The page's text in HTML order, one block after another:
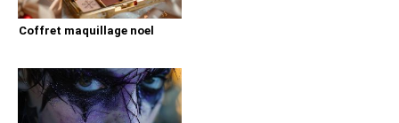
Coffret maquillage noel